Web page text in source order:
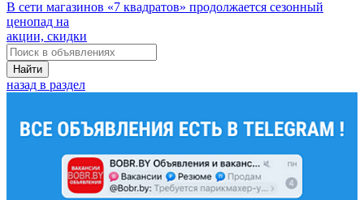
В сети магазинов «7 квадратов» продолжается сезонный
ценопад на
акции, скидки
Найти
назад в раздел